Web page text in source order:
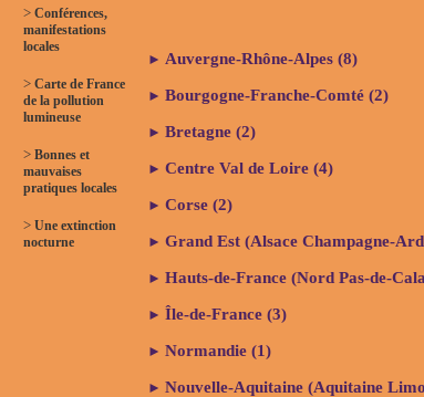
> Conférences,
manifestations
locales
> Carte de France
de la pollution
lumineuse
> Bonnes et
mauvaises
pratiques locales
> Une extinction
nocturne
► Auvergne-Rhône-Alpes (8)
► Bourgogne-Franche-Comté (2)
► Bretagne (2)
► Centre Val de Loire (4)
► Corse (2)
► Grand Est (Alsace Champagne-
► Hauts-de-France (Nord Pas-de-
► Île-de-France (3)
► Normandie (1)
► Nouvelle-Aquitaine (Aquitaine